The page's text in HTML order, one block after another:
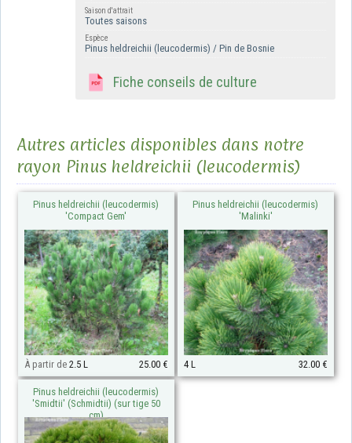
Saison d'attrait
Toutes saisons
Espèce
Pinus heldreichii (leucodermis) / Pin de Bosnie
Fiche conseils de culture
Autres articles disponibles dans notre
rayon Pinus heldreichii (leucodermis)
Pinus heldreichii (leucodermis)
'Compact Gem'
À partir de 2.5 L 25.00 €
Pinus heldreichii (leucodermis)
'Malinki'
4 L 32.00 €
Pinus heldreichii (leucodermis)
'Smidtii' (Schmidtii) (sur tige 50
cm)